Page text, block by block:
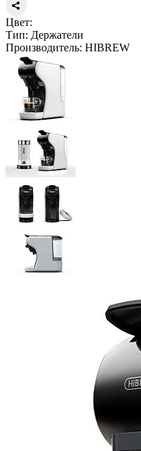
Цвет:
Тип: Держатели
Производитель: HIBREW